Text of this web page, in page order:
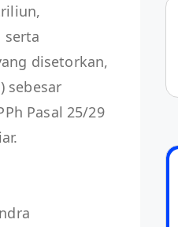
serta
disetorkan,
sebesar
Pasal 25/29